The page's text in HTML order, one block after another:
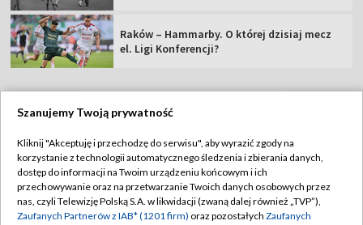
Raków – Hammarby. O której dzisiaj mecz
el. Ligi Konferencji?
Abonament TVP
Sklep TVP
Biuro Reklamy
Regulamin TVP
Polityka prywatności
Moje zgody
Szanujemy Twoją prywatność
Kliknij "Akceptuję i przechodzę do serwisu", aby wyrazić zgody na
korzystanie z technologii automatycznego śledzenia i zbierania danych,
dostęp do informacji na Twoim urządzeniu końcowym i ich
przechowywanie oraz na przetwarzanie Twoich danych osobowych przez
nas, czyli Telewizję Polską S.A. w likwidacji (zwaną dalej również „TVP”),
Zaufanych Partnerów z IAB* (1201 firm) oraz pozostałych Zaufanych